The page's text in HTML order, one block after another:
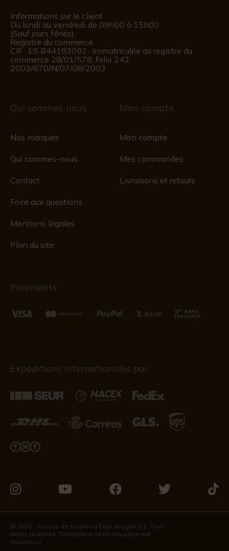
Informations sur le client
Du lundi au vendredi de 09h00 à 15h00
(Sauf jours fériés)
Registre du commerce
CIF : ES B44193092 · Immatriculée au registre du
commerce 28/01/578, folio 242,
2003/670/N/07/08/2003
Qui sommes-nous
Nos marques
Qui sommes-nous
Contact
Foire aux questions
Mentions légales
Plan du site
Mon compte
Mon compte
Mes commandes
Livraisons et retours
Paiements
Expéditions internationales par
nous
sur
Instagram
nous
sur
Youtube
nous
sur
Facebook
nous
sur
nous
© 2026 - Aceros de Hispania Bajo Aragón S.L. Tous
droits réservés. Conception et développement :
Numéricco